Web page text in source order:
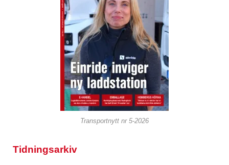
Transportnytt nr 5-2026
Tidningsarkiv